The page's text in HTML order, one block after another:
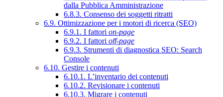
dalla Pubblica Amministrazione
6.8.3. Consenso dei soggetti ritratti
6.9. Ottimizzazione per i motori di ricerca (SEO)
6.9.1. I fattori on-page
6.9.2. I fattori off-page
6.9.3. Strumenti di diagnostica SEO: Search
Console
6.10. Gestire i contenuti
6.10.1. L’inventario dei contenuti
6.10.2. Revisionare i contenuti
6.10.3. Migrare i contenuti